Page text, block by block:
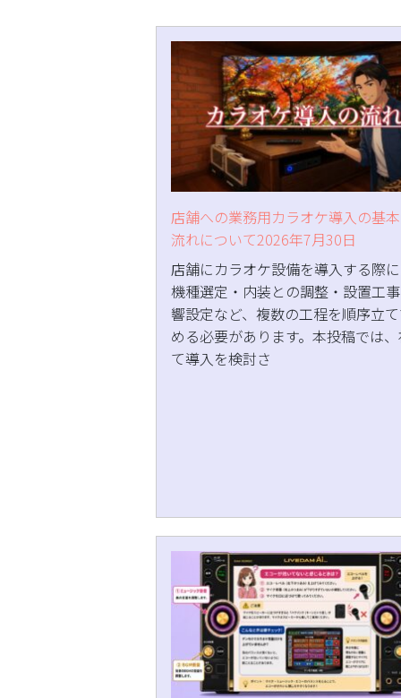
店舗への業務用カラオケ導入の基
流れについて2026年7月30日
店舗にカラオケ設備を導入する際に
機種選定・内装との調整・設置工
響設定など、複数の工程を順序立
める必要があります。本投稿では
て導入を検討さ